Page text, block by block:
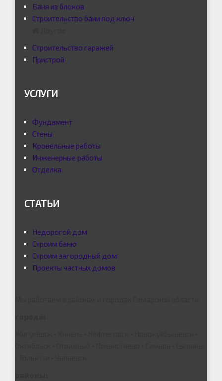
Баня из блоков
Строительство бани под ключ
Строительство гаражей
Пристрой
УСЛУГИ
Фундамент
Стены
Кровельные работы
Инженерные работы
Отделка
СТАТЬИ
Недорогой дом
Строим баню
Строим загородный дом
Проекты частных домов